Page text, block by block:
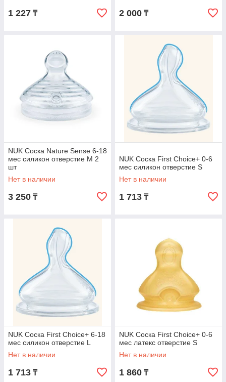
1 227 ₸ 2 000 ₸
NUK Соска Nature Sense 6-18
мес силикон отверстие M 2
шт
Нет в наличии
3 250 ₸
NUK Соска First Choice+ 0-6
мес силикон отверстие S
Нет в наличии
1 713 ₸
NUK Соска First Choice+ 6-18
мес силикон отверстие L
Нет в наличии
1 713 ₸
NUK Соска First Choice+ 0-6
мес латекс отверстие S
Нет в наличии
1 860 ₸